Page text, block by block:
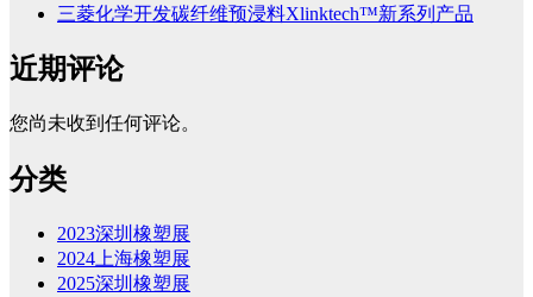
三菱化学开发碳纤维预浸料Xlinktech™新系列产品
近期评论
您尚未收到任何评论。
分类
2023深圳橡塑展
2024上海橡塑展
2025深圳橡塑展